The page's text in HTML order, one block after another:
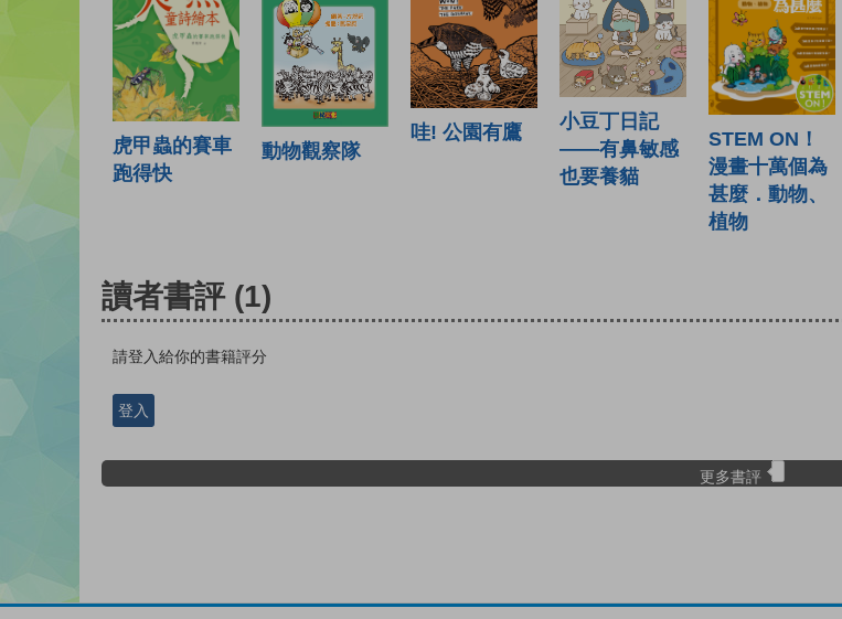
虎甲蟲的賽車
跑得快
動物觀察隊
哇! 公園有鷹
小豆丁日記
——有鼻敏感
也要養貓
STEM ON！
漫畫十萬個為
甚麼．動物、
植物
讀者書評 (1)
請登入給你的書籍評分
登入
更多書評